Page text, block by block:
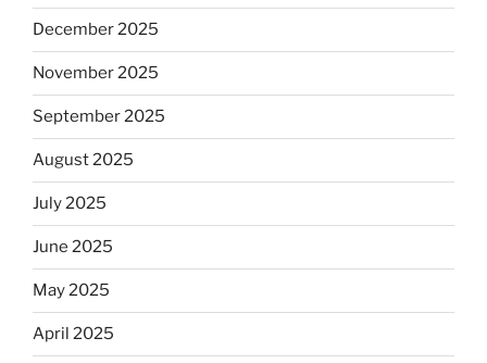
December 2025
November 2025
September 2025
August 2025
July 2025
June 2025
May 2025
April 2025